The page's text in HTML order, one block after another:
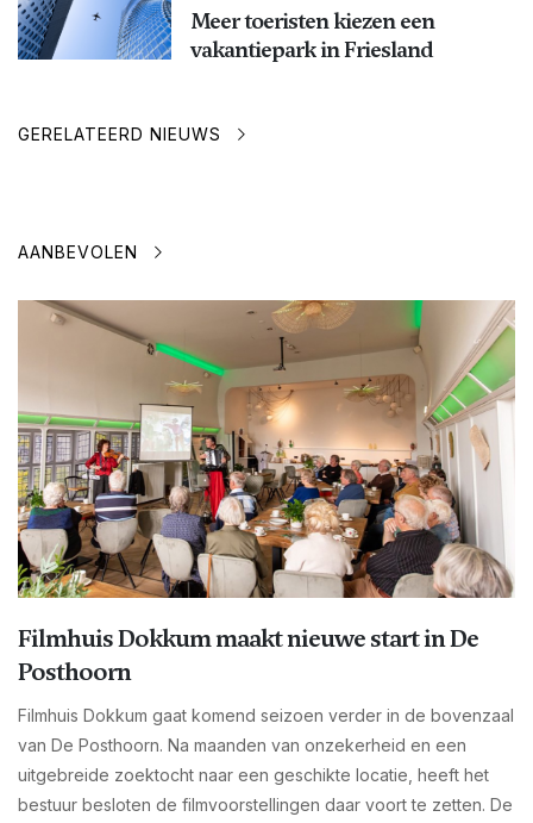
Meer toeristen kiezen een
vakantiepark in Friesland
GERELATEERD NIEUWS
AANBEVOLEN
Filmhuis Dokkum maakt nieuwe start in De
Posthoorn
Filmhuis Dokkum gaat komend seizoen verder in de bovenzaal
van De Posthoorn. Na maanden van onzekerheid en een
uitgebreide zoektocht naar een geschikte locatie, heeft het
bestuur besloten de filmvoorstellingen daar voort te zetten. De